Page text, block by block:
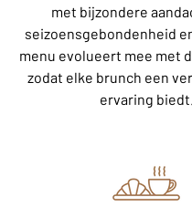
met bijzondere
seizoensgebondenheid
menu evolueert mee met
zodat elke brunch een
ervaring biedt.